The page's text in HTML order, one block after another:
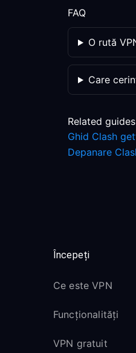
FAQ
O rută
Care
Related guides
Ghid Clash
Depanare
Începeți
Ce este VPN
Funcționalități
VPN gratuit